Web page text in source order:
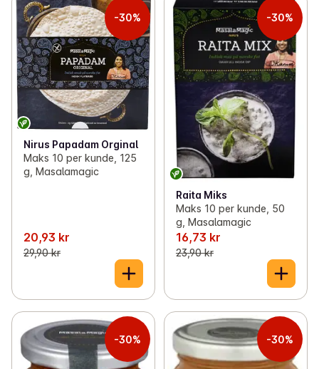
-30%
Nirus Papadam Orginal
Maks 10 per kunde, 125
g, Masalamagic
20,93 kr
29,90 kr
-30%
Raita Miks
Maks 10 per kunde, 50
g, Masalamagic
16,73 kr
23,90 kr
-30% -30%